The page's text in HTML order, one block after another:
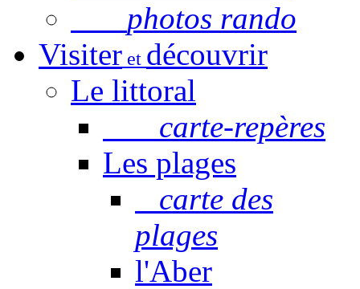
photos rando
Visiter et découvrir
Le littoral
carte-repères
Les plages
carte des
plages
l'Aber